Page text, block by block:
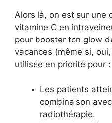
Alors là, on est sur une
vitamine C en
pour booster ton glow
vacances (même si,
utilisée en priorité pour :
Les patients
combinaison
radiothérapie.